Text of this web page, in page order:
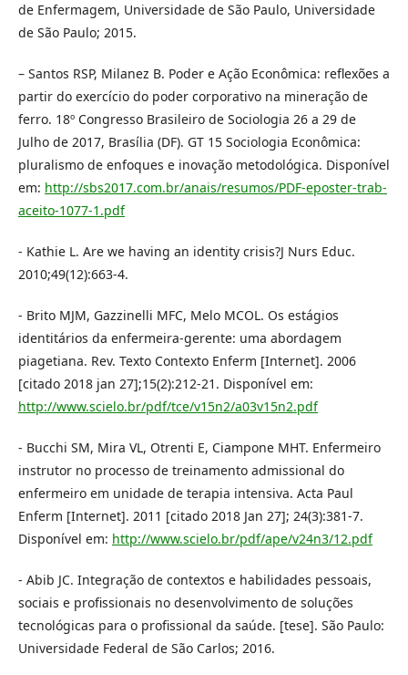
de Enfermagem, Universidade de São Paulo, Universidade
de São Paulo; 2015.
– Santos RSP, Milanez B. Poder e Ação Econômica: reflexões a
partir do exercício do poder corporativo na mineração de
ferro. 18º Congresso Brasileiro de Sociologia 26 a 29 de
Julho de 2017, Brasília (DF). GT 15 Sociologia Econômica:
pluralismo de enfoques e inovação metodológica. Disponível
em: http://sbs2017.com.br/anais/resumos/PDF-eposter-trab-
aceito-1077-1.pdf
- Kathie L. Are we having an identity crisis?J Nurs Educ.
2010;49(12):663-4.
- Brito MJM, Gazzinelli MFC, Melo MCOL. Os estágios
identitários da enfermeira-gerente: uma abordagem
piagetiana. Rev. Texto Contexto Enferm [Internet]. 2006
[citado 2018 jan 27];15(2):212-21. Disponível em:
http://www.scielo.br/pdf/tce/v15n2/a03v15n2.pdf
- Bucchi SM, Mira VL, Otrenti E, Ciampone MHT. Enfermeiro
instrutor no processo de treinamento admissional do
enfermeiro em unidade de terapia intensiva. Acta Paul
Enferm [Internet]. 2011 [citado 2018 Jan 27]; 24(3):381-7.
Disponível em: http://www.scielo.br/pdf/ape/v24n3/12.pdf
- Abib JC. Integração de contextos e habilidades pessoais,
sociais e profissionais no desenvolvimento de soluções
tecnológicas para o profissional da saúde. [tese]. São Paulo:
Universidade Federal de São Carlos; 2016.